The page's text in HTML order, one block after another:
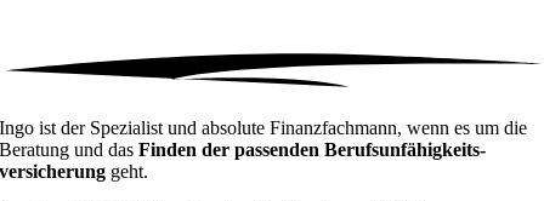
Ingo ist der Spezialist und absolute Finanzfachmann, wenn es um die
Beratung und dasFinden der passenden Berufsunfähigkeits­
versicherung geht.